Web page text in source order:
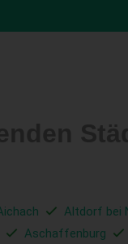
Altdorf bei
Aschaffenburg